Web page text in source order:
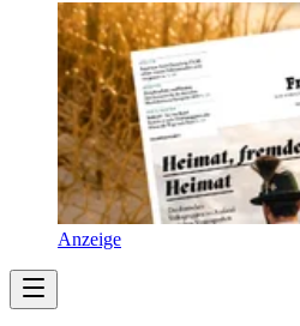
Anzeige